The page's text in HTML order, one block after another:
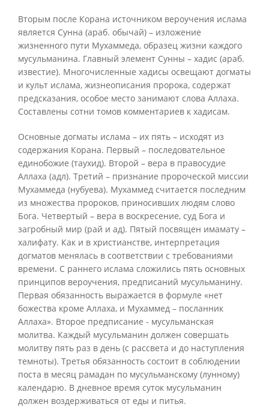
Вторым после Корана источником вероучения ислама
является Сунна (араб. обычай) – изложение
жизненного пути Мухаммеда, образец жизни каждого
мусульманина. Главный элемент Сунны – хадис (араб.
известие). Многочисленные хадисы освещают догматы
и культ ислама, жизнеописания пророка, содержат
предсказания, особое место занимают слова Аллаха.
Составлены сотни томов комментариев к хадисам.
Основные догматы ислама – их пять – исходят из
содержания Корана. Первый – последовательное
единобожие (таухид). Второй – вера в правосудие
Аллаха (адл). Третий – признание пророческой миссии
Мухаммеда (нубуева). Мухаммед считается последним
из множества пророков, приносивших людям слово
Бога. Четвертый – вера в воскресение, суд Бога и
загробный мир (рай и ад). Пятый посвящен имамату –
халифату. Как и в христианстве, интерпретация
догматов менялась в соответствии с требованиями
времени. С раннего ислама сложились пять основных
принципов вероучения, предписаний мусульманину.
Первая обязанность выражается в формуле «нет
божества кроме Аллаха, и Мухаммед – посланник
Аллаха». Второе предписание - мусульманская
молитва. Каждый мусульманин должен совершать
молитву пять раз в день (с рассвета и до наступления
темноты). Третья обязанность состоит в соблюдении
поста в месяц рамадан по мусульманскому (лунному)
календарю. В дневное время суток мусульманин
должен воздерживаться от еды и питья.